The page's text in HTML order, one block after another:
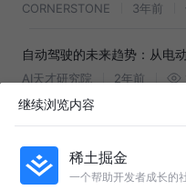
么？
CORNERSTONE 3年前
自动驾驶的未来趋势：从电
AI天才研究院 2年前
智能化和自动驾驶技术的应
来了新的发展机遇
贝哲斯咨询 1年前
继续浏览内容
稀土掘金
一个帮助开发者成长的